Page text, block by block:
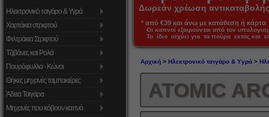
Ηλεκτρονικό τσιγάρο & Υγρά
Χαρτάκια στριφτού
Φιλτράκια Στριφτού
Τζιβάνες και Ρολά
Πουρόφυλλα - Κώνοι
Θήκες μηχανές ταμπακιέρες
Άδεια Τσιγάρα
Μηχανές που κόβουν καπνό
Δωρεάν χρέωση
* από €39 και άνω με κατάθεση ή
Οι καπνοί εξαιρούνται από τον
Το ίδιο ισχύει για τα πούρα εκτός και
Αρχική> Ηλεκτρονικό τσιγάρο & Υγρά>
ATOMIC